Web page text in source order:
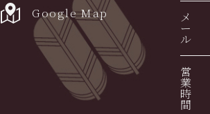
Google Map メ
ー
ル
営
業
時
間